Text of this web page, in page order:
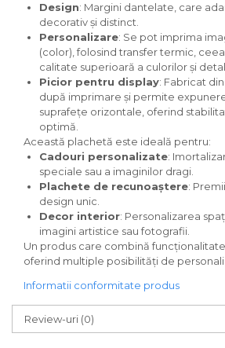
Design: Margini dantelate, care
decorativ și distinct.
Personalizare: Se pot imprima
(color), folosind transfer termic,
calitate superioară a culorilor și
Picior pentru display: Fabricat
după imprimare și permite
suprafețe orizontale, oferind
optimă.
Această plachetă este ideală pentru:
Cadouri personalizate:
speciale sau a imaginilor dragi.
Plachete de recunoaștere:
design unic.
Decor interior: Personalizarea
imagini artistice sau fotografii.
Un produs care combină
oferind multiple posibilități de
Informatii conformitate produs
Review-uri (0)